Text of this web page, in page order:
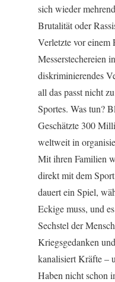
sich wieder
Brutalität oder
Verletzte vor einem
Messerstechereien
diskriminierendes
all das passt nicht
Sportes. Was tun?
Geschätzte 300
weltweit in
Mit ihren Familien
direkt mit dem
dauert ein Spiel,
Eckige muss, und
Sechstel der
Kriegsgedanken
kanalisiert Kräfte –
Haben nicht schon